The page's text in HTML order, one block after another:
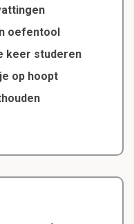
oefentool
keer studeren
op hoopt